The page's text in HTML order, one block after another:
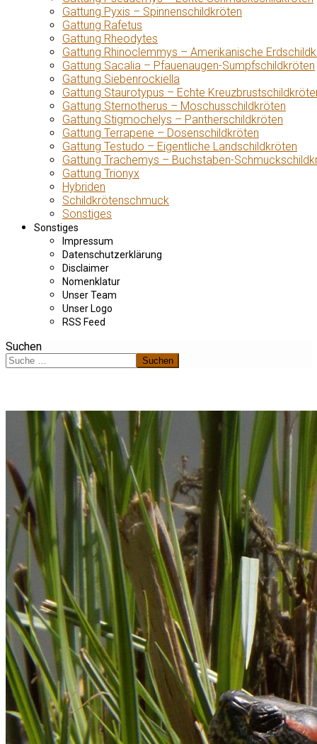
Gattung Pyxis – Spinnenschildkröten
Gattung Rafetus
Gattung Rheodytes
Gattung Rhinoclemmys – Amerikanische
Gattung Sacalia – Pfauenaugen-Sumpfschildkröten
Gattung Siebenrockiella
Gattung Staurotypus – Echte
Gattung Sternotherus – Moschusschildkröten
Gattung Stigmochelys – Pantherschildkröten
Gattung Terrapene – Dosenschildkröten
Gattung Testudo – Eigentliche Landschildkröten
Gattung Trachemys – Buchstaben-
Gattung Trionyx
Hybriden
Schildkrötenschmuck
Sonstiges
Sonstiges
Impressum
Datenschutzerklärung
Disclaimer
Nomenklatur
Unser Team
Unser Logo
RSS Feed
Suchen
Suchen